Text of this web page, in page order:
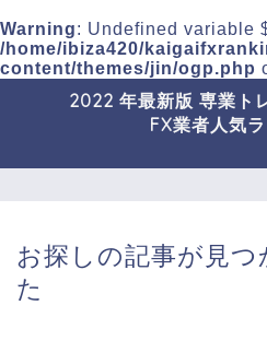
Warning: Undefined variable
/home/ibiza420/
content/themes/jin/ogp.php
2022 年最新版 専業ト
FX業者人気
お探しの記事が見
た